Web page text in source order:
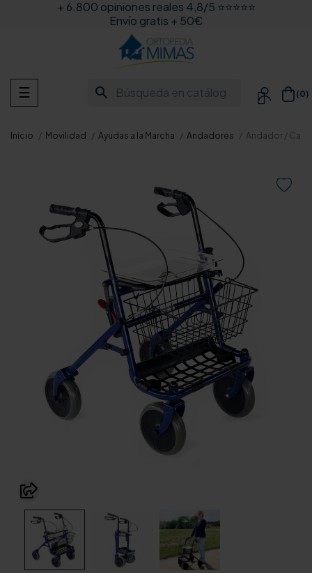
+ 6.800 opiniones reales 4,8/5 ⭐⭐⭐⭐⭐
Envío gratis + 50€
search  (0)
Navegación
de
☰
Inicio Movilidad Ayudas a la Marcha Andadores Andador /
